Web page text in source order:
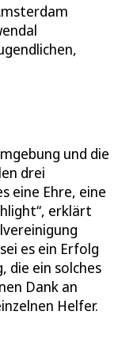
und die
drei
eine Ehre, eine
erklärt
es ein Erfolg
die ein solches
Dank an
Helfer.